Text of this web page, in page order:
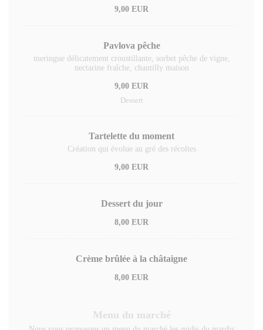
9,00 EUR
Pavlova pêche
meringue délicatement croustillante, sorbet pêche de vigne,
nectarine fraîche, chantilly maison
9,00 EUR
Dessert
Tartelette du moment
Création qui évolue au gré des récoltes
9,00 EUR
Dessert du jour
8,00 EUR
Crème brûlée à la châtaigne
8,00 EUR
Menu du marché